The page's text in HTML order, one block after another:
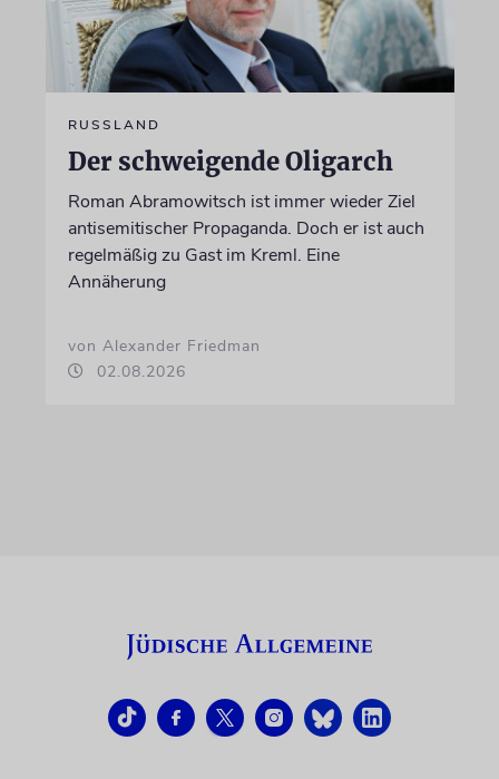
RUSSLAND
Der schweigende Oligarch
Roman Abramowitsch ist immer wieder Ziel
antisemitischer Propaganda. Doch er ist auch
regelmäßig zu Gast im Kreml. Eine
Annäherung
von Alexander Friedman
02.08.2026